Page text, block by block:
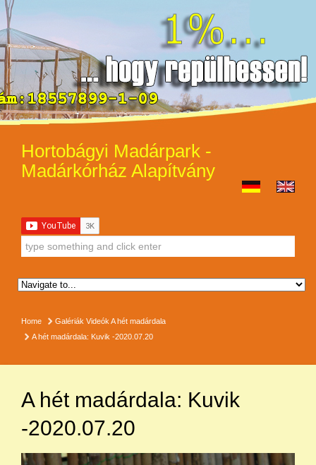
Hortobágyi Madárpark -
Madárkórház Alapítvány
Home Galériák Videók A hét madárdala
A hét madárdala: Kuvik -2020.07.20
A hét madárdala: Kuvik
-2020.07.20